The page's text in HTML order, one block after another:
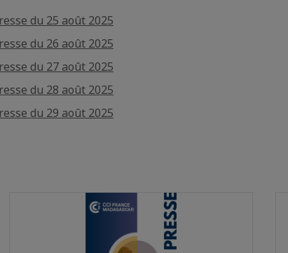
du 25 août 2025
du 26 août 2025
du 27 août 2025
du 28 août 2025
du 29 août 2025